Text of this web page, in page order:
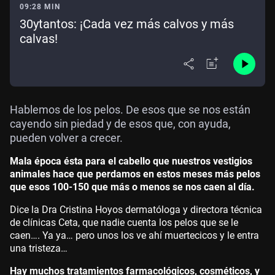
09:28 MIN
30ytantos: ¡Cada vez más calvos y más
calvas!
Hablemos de los pelos. De esos que se nos están
cayendo sin piedad y de esos que, con ayuda,
pueden volver a crecer.
Mala época ésta para el cabello que nuestros vestigios
animales hace que perdamos en estos meses más pelos
que esos 100-150 que más o menos se nos caen al día.
Dice la Dra Cristina Hoyos dermatóloga y directora técnica
de clínicas Ceta, que nadie cuenta los pelos que se le
caen…. Ya ya… pero unos los ve ahí muertecicos y le entra
una tristeza…
Hay muchos tratamientos farmacológicos, cosméticos, y